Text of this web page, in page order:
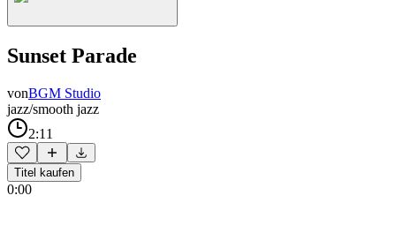
Sunset Parade
vonBGM Studio
jazz/smooth jazz
2:11
Titel kaufen
0:00